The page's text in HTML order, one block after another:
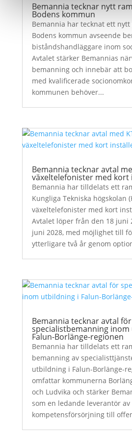
Bemannia tecknar nytt
Bodens kommun
Bemannia har tecknat ett
Bodens kommun avseende
biståndshandläggare inom
Avtalet stärker Bemannias
bemanning och innebär att
med kvalificerade
kommunen behöver...
Bemannia tecknar avtal
växeltelefonister med kort
Bemannia har tilldelats ett
Kungliga Tekniska högskolan
växeltelefonister med kort
Avtalet löper från den 18 juni
juni 2028, med möjlighet till
ytterligare två år genom
Bemannia tecknar avtal för
specialistbemanning
Falun-Borlänge-regionen
Bemannia har tilldelats ett
bemanning av
utbildning i Falun-Borlänge-
omfattar kommunerna
och Ludvika och stärker
som en ledande leverantör av
kompetensförsörjning till